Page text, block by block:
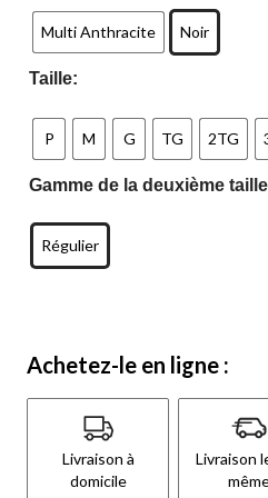
Multi Anthracite Noir
Taille:
P M G TG 2TG
Gamme de la deuxième
Régulier
Achetez-le en ligne :
Livraison à
domicile
Livraison